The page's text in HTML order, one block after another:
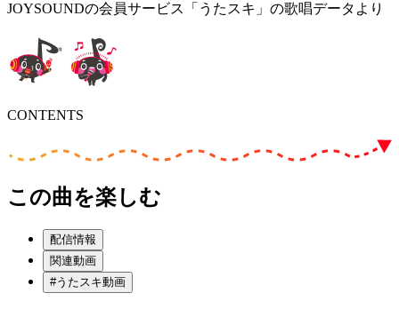
JOYSOUNDの会員サービス「うたスキ」の歌唱データより
CONTENTS
この曲を楽しむ
配信情報
関連動画
#うたスキ動画